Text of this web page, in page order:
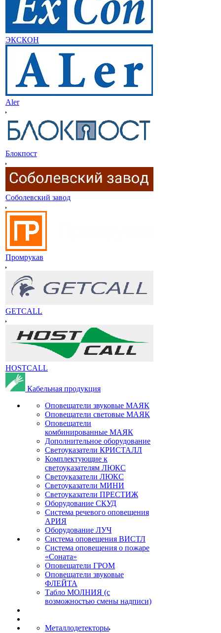
ЭКСКОН
Aler
Блокпост
Соболевский завод
Промрукав
GETCALL
HOSTCALL
Кабельная продукция
Оповещатели звуковые МАЯК
Оповещатели световые МАЯК
Оповещатели
комбинированные МАЯК
Дополнительное оборудование
Светоуказатели КРИСТАЛЛ
Комплектующие к
светоуказателям ЛЮКС
Светоуказатели ЛЮКС
Светоуказатели МИНИ
Светоуказатели ПРЕСТИЖ
Оборудование СКУД
Система речевого оповещения
АРИЯ
Оборудование ЛУЧ
Система оповещения ВИСТЛ
Система оповещения о пожаре
«Соната»
Оповещатели ГРОМ
Оповещатели звуковые
ФЛЕЙТА
Табло МОЛНИЯ (с
возможностью смены надписи)
Металлодетекторы